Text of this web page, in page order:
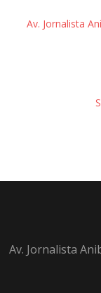
Av. Jornalista
Av. Jornalista